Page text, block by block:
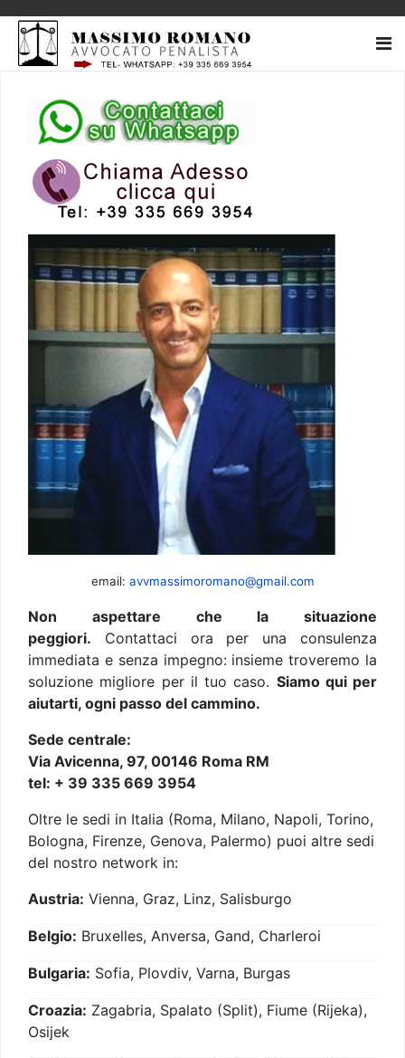
email: avvmassimoromano@gmail.com
Non aspettare che la situazione
peggiori. Contattaci ora per una consulenza
immediata e senza impegno: insieme troveremo la
soluzione migliore per il tuo caso. Siamo qui per
aiutarti, ogni passo del cammino.
Sede centrale:
Via Avicenna, 97, 00146 Roma RM
tel: + 39 335 669 3954
Oltre le sedi in Italia (Roma, Milano, Napoli, Torino,
Bologna, Firenze, Genova, Palermo) puoi altre sedi
del nostro network in:
Austria: Vienna, Graz, Linz, Salisburgo
Belgio: Bruxelles, Anversa, Gand, Charleroi
Bulgaria: Sofia, Plovdiv, Varna, Burgas
Croazia: Zagabria, Spalato (Split), Fiume (Rijeka),
Osijek